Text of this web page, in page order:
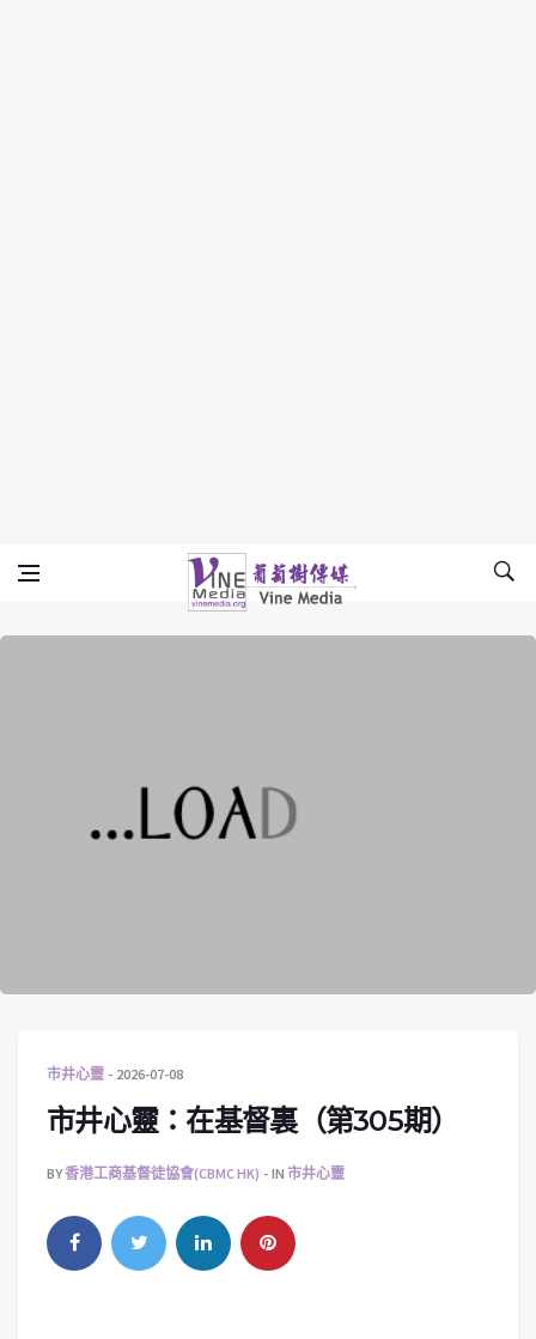
Vine Media
葡萄樹傳媒
市井心靈 2026-07-08
市井心靈：在基督裏（第305期）
BY香港工商基督徒協會(CBMC HK) IN 市井心靈